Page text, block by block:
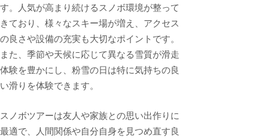
す。人気が高まり続けるスノボ環境が整って
きており、様々なスキー場が増え、アクセス
の良さや設備の充実も大切なポイントです。
また、季節や天候に応じて異なる雪質が滑走
体験を豊かにし、粉雪の日は特に気持ちの良
い滑りを体験できます。
スノボツアーは友人や家族との思い出作りに
最適で、人間関係や自分自身を見つめ直す良